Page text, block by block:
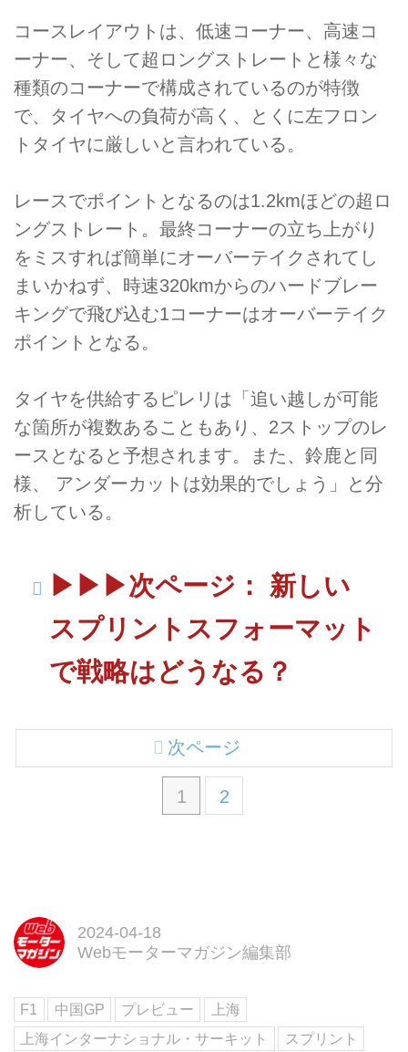
コースレイアウトは、低速コーナー、高速コ
ーナー、そして超ロングストレートと様々な
種類のコーナーで構成されているのが特徴
で、タイヤへの負荷が高く、とくに左フロン
トタイヤに厳しいと言われている。
レースでポイントとなるのは1.2kmほどの超ロ
ングストレート。最終コーナーの立ち上がり
をミスすれば簡単にオーバーテイクされてし
まいかねず、時速320kmからのハードブレー
キングで飛び込む1コーナーはオーバーテイク
ポイントとなる。
タイヤを供給するピレリは「追い越しが可能
な箇所が複数あることもあり、2ストップのレ
ースとなると予想されます。また、鈴鹿と同
様、 アンダーカットは効果的でしょう」と分
析している。
▶▶▶次ページ： 新しい
スプリントスフォーマット
で戦略はどうなる？
1 2
次ページ
2024-04-18
Webモーターマガジン編集部
F1 中国GP プレビュー
上海
上海インターナショナル・サーキット
スプリント